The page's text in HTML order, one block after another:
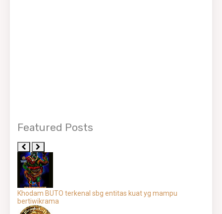
Featured Posts
Khodam BUTO terkenal sbg entitas kuat yg mampu
bertiwikrama